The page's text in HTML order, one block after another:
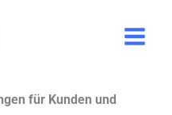
für Kunden und